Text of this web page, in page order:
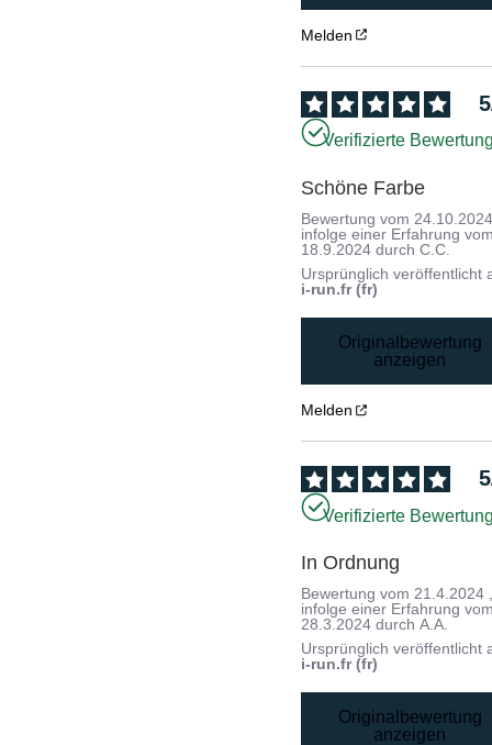
Melden
5
Verifizierte
Schöne Farbe
Bewertung vom
infolge einer Erfahrung
18.9.2024 durchC.C.
Ursprünglich veröffentlicht
i-run.fr (fr)
Originalbewertung
anzeigen
Melden
5
Verifizierte
In Ordnung
Bewertung vom21.4.2024
infolge einer Erfahrung
28.3.2024 durchA.A.
Ursprünglich veröffentlicht
i-run.fr (fr)
Originalbewertung
anzeigen